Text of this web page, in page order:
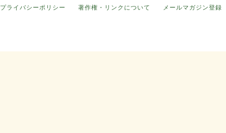
プライバシーポリシー 著作権・リンクについて メールマガジン登録